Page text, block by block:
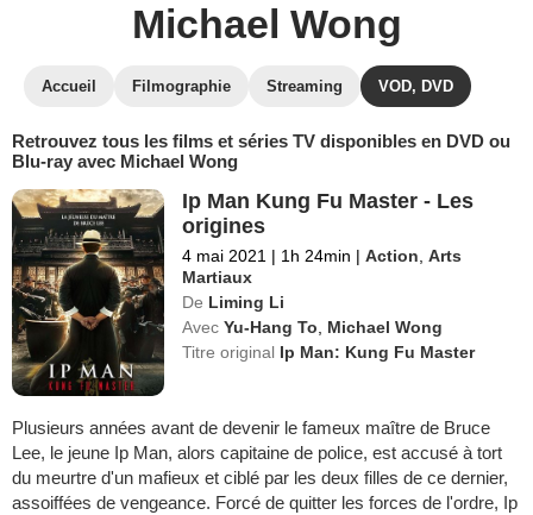
Michael Wong
Accueil Filmographie Streaming VOD, DVD
Retrouvez tous les films et séries TV disponibles en DVD ou
Blu-ray avec Michael Wong
Ip Man Kung Fu Master - Les
origines
4 mai 2021 | 1h 24min | Action ,Arts
Martiaux
De Liming Li
Avec Yu-Hang To
Michael Wong
Titre original Ip Man: Kung Fu Master
Plusieurs années avant de devenir le fameux maître de Bruce
Lee, le jeune Ip Man, alors capitaine de police, est accusé à tort
du meurtre d'un mafieux et ciblé par les deux filles de ce dernier,
assoiffées de vengeance. Forcé de quitter les forces de l'ordre, Ip